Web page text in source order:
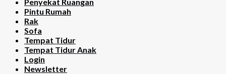
Pintu Rumah
Rak
Sofa
Tempat Tidur
Tempat Tidur Anak
Login
Newsletter